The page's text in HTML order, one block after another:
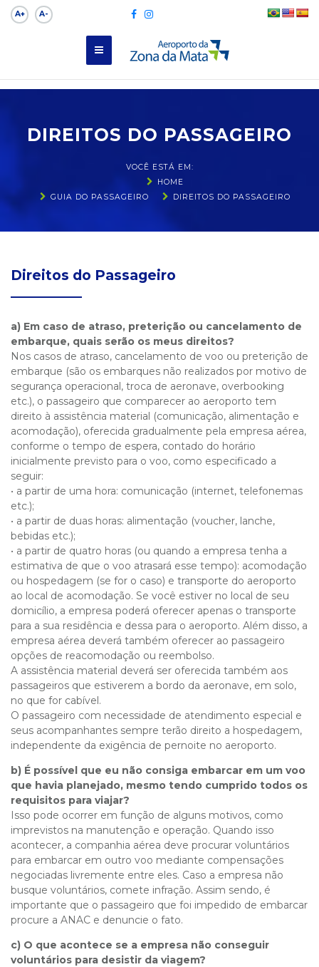
A+ A-
DIREITOS DO PASSAGEIRO
VOCÊ ESTÁ EM:
HOME
GUIA DO PASSAGEIRO
DIREITOS DO PASSAGEIRO
Direitos do Passageiro
a) Em caso de atraso, preterição ou cancelamento de
embarque, quais serão os meus direitos?
Nos casos de atraso, cancelamento de voo ou preterição de
embarque (são os embarques não realizados por motivo de
segurança operacional, troca de aeronave, overbooking
etc.), o passageiro que comparecer ao aeroporto tem
direito à assistência material (comunicação, alimentação e
acomodação), oferecida gradualmente pela empresa aérea,
conforme o tempo de espera, contado do horário
inicialmente previsto para o voo, como especificado a
seguir:
• a partir de uma hora: comunicação (internet, telefonemas
etc.);
• a partir de duas horas: alimentação (voucher, lanche,
bebidas etc.);
• a partir de quatro horas (ou quando a empresa tenha a
estimativa de que o voo atrasará esse tempo): acomodação
ou hospedagem (se for o caso) e transporte do aeroporto
ao local de acomodação. Se você estiver no local de seu
domicílio, a empresa poderá oferecer apenas o transporte
para a sua residência e dessa para o aeroporto. Além disso, a
empresa aérea deverá também oferecer ao passageiro
opções de reacomodação ou reembolso.
A assistência material deverá ser oferecida também aos
passageiros que estiverem a bordo da aeronave, em solo,
no que for cabível.
O passageiro com necessidade de atendimento especial e
seus acompanhantes sempre terão direito a hospedagem,
independente da exigência de pernoite no aeroporto.
b) É possível que eu não consiga embarcar em um voo
que havia planejado, mesmo tendo cumprido todos os
requisitos para viajar?
Isso pode ocorrer em função de alguns motivos, como
imprevistos na manutenção e operação. Quando isso
acontecer, a companhia aérea deve procurar voluntários
para embarcar em outro voo mediante compensações
negociadas livremente entre eles. Caso a empresa não
busque voluntários, comete infração. Assim sendo, é
importante que o passageiro que foi impedido de embarcar
procure a ANAC e denuncie o fato.
c) O que acontece se a empresa não conseguir
voluntários para desistir da viagem?